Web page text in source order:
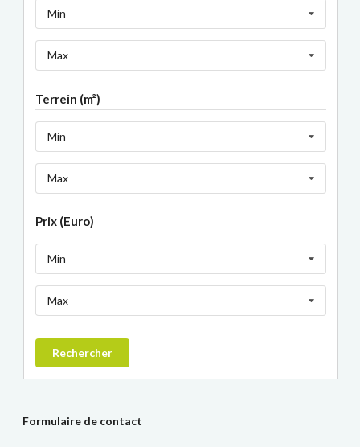
Min
Max
Terrein (m²)
Min
Max
Prix (Euro)
Min
Max
Rechercher
Formulaire de contact